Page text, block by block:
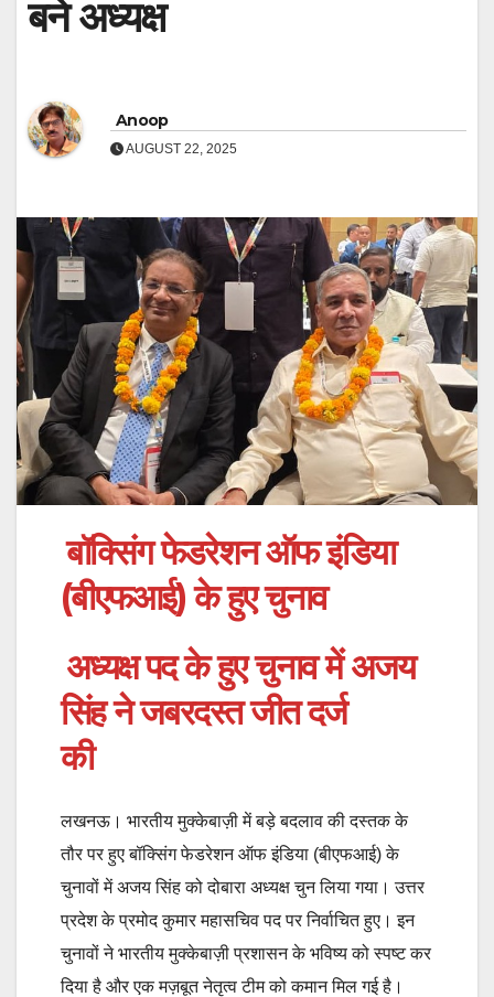
बने अध्यक्ष
Anoop
AUGUST 22, 2025
बॉक्सिंग फेडरेशन ऑफ इंडिया
(बीएफआई) के हुए चुनाव
अध्यक्ष पद के हुए चुनाव में अजय
सिंह ने जबरदस्त जीत दर्ज
की
लखनऊ। भारतीय मुक्केबाज़ी में बड़े बदलाव की दस्तक के
तौर पर हुए बॉक्सिंग फेडरेशन ऑफ इंडिया (बीएफआई) के
चुनावों में अजय सिंह को दोबारा अध्यक्ष चुन लिया गया। उत्तर
प्रदेश के प्रमोद कुमार महासचिव पद पर निर्वाचित हुए। इन
चुनावों ने भारतीय मुक्केबाज़ी प्रशासन के भविष्य को स्पष्ट कर
दिया है और एक मज़बूत नेतृत्व टीम को कमान मिल गई है।